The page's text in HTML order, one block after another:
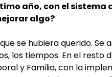
año, con el sistema
algo?
se hubiera querido. Se
los tiempos. En el resto
y Familia, con la